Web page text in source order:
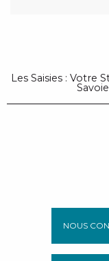
Les Saisies : Votre
NOUS